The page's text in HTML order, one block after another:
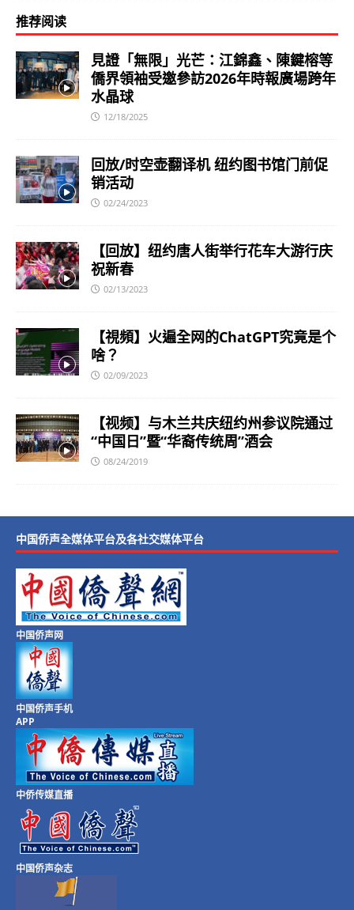
推荐阅读
見證「無限」光芒：江錦鑫、陳鍵榕等
僑界領袖受邀參訪2026年時報廣場跨年
水晶球
12/18/2025
回放/时空壶翻译机 纽约图书馆门前促
销活动
02/24/2023
【回放】纽约唐人街举行花车大游行庆
祝新春
02/13/2023
【視頻】火遍全网的ChatGPT究竟是个
啥？
02/09/2023
【视频】与木兰共庆纽约州参议院通过
“中国日”暨“华裔传统周”酒会
08/24/2019
中国侨声全媒体平台及各社交媒体平台
中国侨声网
中国侨声手机
APP
中侨传媒直播
中国侨声杂志